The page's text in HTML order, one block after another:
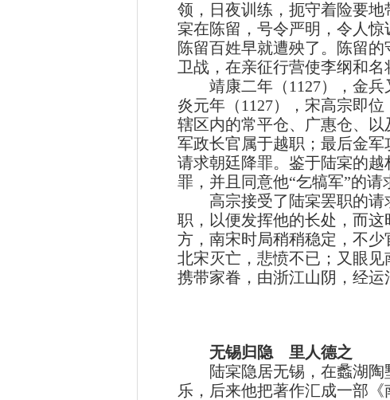
领，日夜训练，扼守着险要
宲在陈留，号令严明，令人
陈留百姓早就遭殃了。陈留
卫战，在亲征行营使李纲和名
靖康二年（1127），金兵
炎元年（1127），宋高宗即
辖区内的常平仓、广惠仓、
军政长官属于越职；最后金
请求朝廷降罪。鉴于陆宲的
罪，并且同意他“乞犒军”的请
高宗接受了陆宲罢职的请
职，以便发挥他的长处，而
方，南宋时局稍稍稳定，不
北宋灭亡，悲愤不已；又眼
携带家眷，由浙江山阴，经运
无锡归隐 里人德之
陆宲隐居无锡，在蠡湖陶
乐，后来他把著作汇成一部